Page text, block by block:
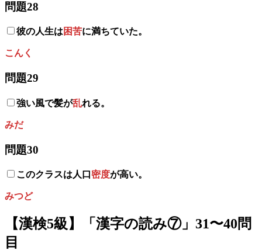
問題28
彼の人生は 困苦に満ちていた。
こんく
問題29
強い風で髪が乱れる。
みだ
問題30
このクラスは人口 密度が高い。
みつど
【漢検5級】「漢字の読み⑦」31〜40問
目